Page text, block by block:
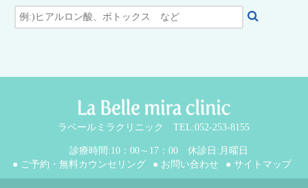
ラベールミラクリニック TEL:052-253-8155
診療時間:10：00～17：00 休診日:月曜日
● ご予約・無料カウンセリング
● お問い合わせ ● サイトマップ